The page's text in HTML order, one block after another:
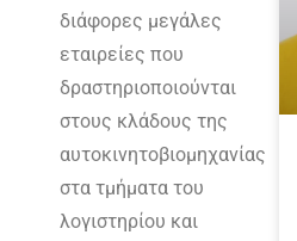
διάφορες μεγάλες
εταιρείες που
δραστηριοποιούνται
στους κλάδους της
αυτοκινητοβιομηχανίας
στα τμήματα του
λογιστηρίου και